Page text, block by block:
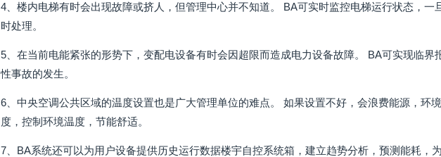
4、楼内电梯有时会出现故障或挤人，但管理中心并不知道。 BA可实时监控电梯运行状态，一
时处理。
5、在当前电能紧张的形势下，变配电设备有时会因超限而造成电力设备故障。 BA可实现临
性事故的发生。
6、中央空调公共区域的温度设置也是广大管理单位的难点。 如果设置不好，会浪费能源，环
度，控制环境温度，节能舒适。
7、BA系统还可以为用户设备提供历史运行数据楼宇自控系统箱，建立趋势分析，预测能耗，